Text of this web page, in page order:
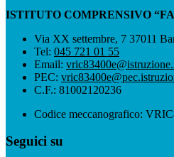
ISTITUTO COMPRENSIVO
Via XX settembre, 7 37011
Tel: 045 721 01 55
Email:
PEC:
C.F.: 81002120236
Codice meccanografico:
Seguici su